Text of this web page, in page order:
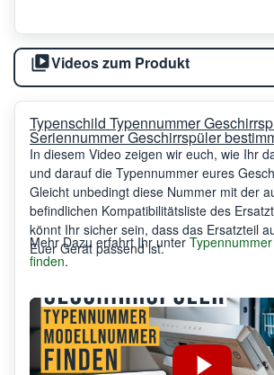
Videos zum Produkt
Typenschild Typennummer
Seriennummer Geschirrspüler
In diesem Video zeigen wir euch, wie Ihr
und darauf die Typennummer eures
Gleicht unbedingt diese Nummer mit der
befindlichen Kompatibilitätsliste des
könnt Ihr sicher sein, dass das Ersatzteil
Euer Gerät passend ist.
Mehr Dazu erfahrt Ihr unter
finden.